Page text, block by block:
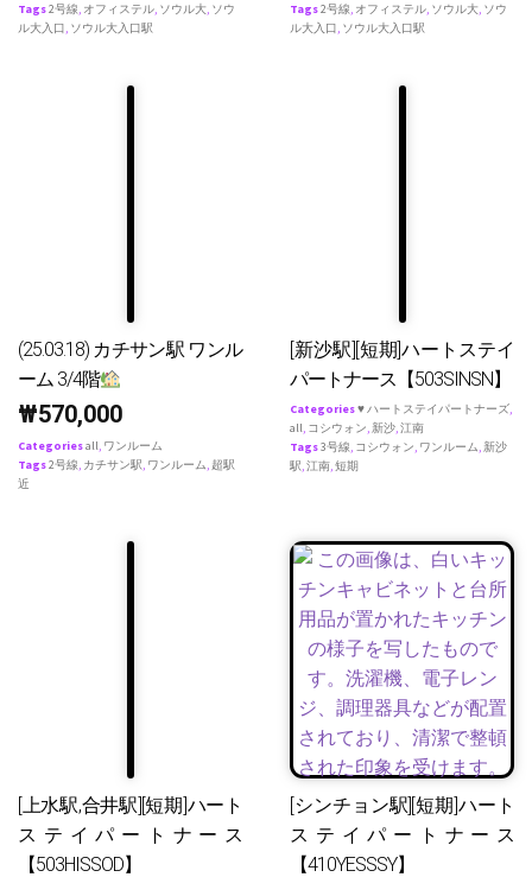
Tags2号線, オフィステル, ソウル大, ソウ
ル大入口, ソウル大入口駅
Tags2号線, オフィステル, ソウル大, ソウ
ル大入口, ソウル大入口駅
(25.03.18) カチサン駅 ワンル
ーム 3/4階
₩570,000
Categoriesall, ワンルーム
Tags2号線, カチサン駅, ワンルーム, 超駅
近
[新沙駅][短期]ハートステイ
パートナース【503SINSN】
Categories♥ ハートステイパートナーズ,
all, コシウォン,新沙,江南
Tags3号線, コシウォン, ワンルーム,新沙
駅,江南,短期
[上水駅,合井駅][短期]ハート
ステイパートナース
【503HISSOD】
[シンチョン駅][短期]ハート
ステイパートナース
【410YESSSY】